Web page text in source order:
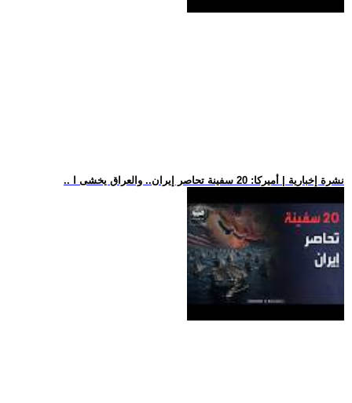
.. نشرة إخبارية | أميركا: 20 سفينة تحاصر إيران.. والعراق يخشى ا